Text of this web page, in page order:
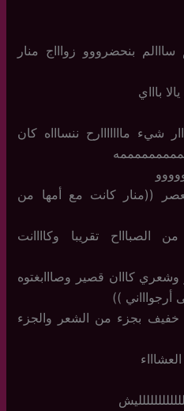
بنحضرووو زواااج منار
باااي
شيء مااااااارح ننساااه كان
((منار كانت مع أمها من
تقريبا وكاااانت
كااان قصير وصااابغتوه
))
خفيف بجزء من الشعر والجزء